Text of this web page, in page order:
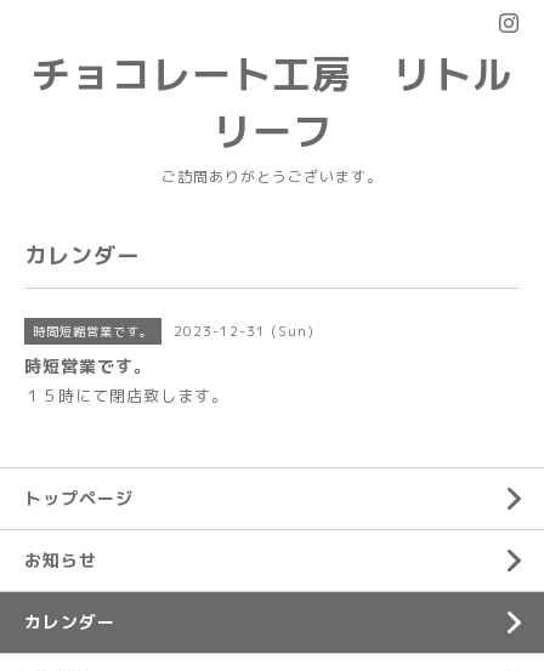
チョコレート工房 リトル
リーフ
ご訪問ありがとうございます。
カレンダー
時間短縮営業です。 2023-12-31 (Sun)
時短営業です。
１５時にて閉店致します。
トップページ
お知らせ
カレンダー